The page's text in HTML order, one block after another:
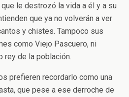
le destrozó la vida a él y a su
que ya no volverán a ver
y chistes. Tampoco sus
como Viejo Pascuero, ni
rey de la población.
prefieren recordarlo como una
que pese a ese derroche de